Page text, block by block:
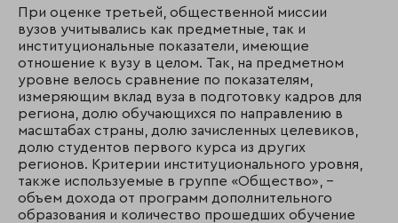
При оценке третьей, общественной миссии
вузов учитывались как предметные, так и
институциональные показатели, имеющие
отношение к вузу в целом. Так, на предметном
уровне велось сравнение по показателям,
измеряющим вклад вуза в подготовку кадров для
региона, долю обучающихся по направлению в
масштабах страны, долю зачисленных целевиков,
долю студентов первого курса из других
регионов. Критерии институционального уровня,
также используемые в группе «Общество», –
объем дохода от программ дополнительного
образования и количество прошедших обучение